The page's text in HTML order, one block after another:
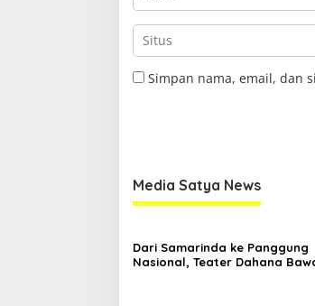
Simpan nama, email, dan
Media Satya News
Dari Samarinda ke Panggung
Nasional, Teater Dahana